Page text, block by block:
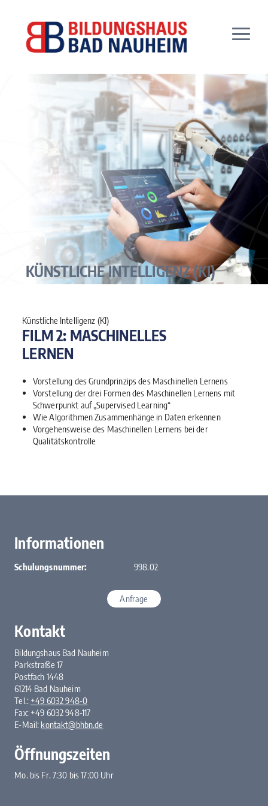
KÜNSTLICHE INTELLIGENZ (KI)
Künstliche Intelligenz (KI)
FILM 2: MASCHINELLES
LERNEN
Vorstellung des Grundprinzips des Maschinellen Lernens
Vorstellung der drei Formen des Maschinellen Lernens mit
Schwerpunkt auf „Supervised Learning“
Wie Algorithmen Zusammenhänge in Daten erkennen
Vorgehensweise des Maschinellen Lernens bei der
Qualitätskontrolle
Informationen
Schulungsnummer: 998.02
Anfrage
Kontakt
Bildungshaus Bad Nauheim
Parkstraße 17
Postfach 1448
61214 Bad Nauheim
Tel.: +49 6032 948-0
Fax: +49 6032 948-117
E-Mail: kontakt@bhbn.de
Öffnungszeiten
Mo. bis Fr. 7:30 bis 17:00 Uhr